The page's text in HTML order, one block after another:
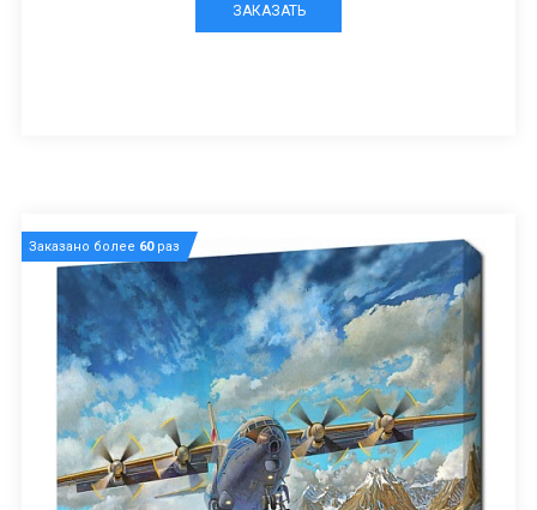
ЗАКАЗАТЬ
Заказано более 60раз